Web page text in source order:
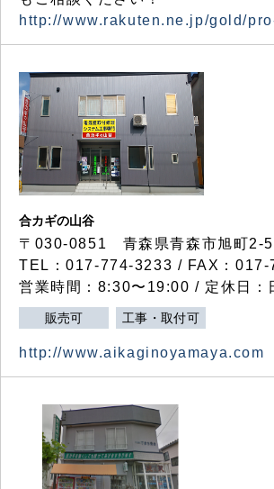
http://www.rakuten.ne.jp/gold/
合カギの山谷
〒030-0851 青森県青森市旭町2-
TEL：017-774-3233 / FAX：017-
営業時間：8:30〜19:00 / 定休日：
販売可 工事・取付可
http://www.aikaginoyamaya.com